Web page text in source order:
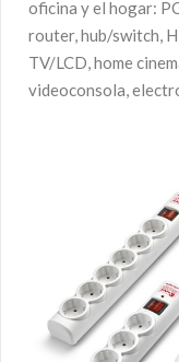
oficina y el hogar:
router, hub/switch,
TV/LCD, home
videoconsola,